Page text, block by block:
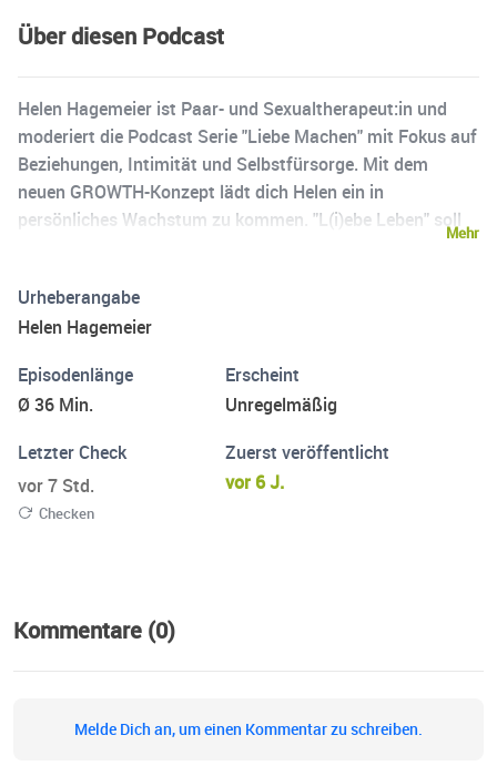
Über diesen Podcast
Helen Hagemeier ist Paar- und Sexualtherapeut:in und
moderiert die Podcast Serie "Liebe Machen" mit Fokus auf
Beziehungen, Intimität und Selbstfürsorge. Mit dem
neuen GROWTH-Konzept lädt dich Helen ein in
persönliches Wachstum zu kommen. "L(i)ebe Leben" soll
vollkommene Entfaltung zu kommen. TETT- The Empathic
Therapy Toolkit auf ETSY. Instagram: helen_hagemeier
Mehr
Urheberangabe
Helen Hagemeier
Episodenlänge
Ø 36 Min.
Erscheint
Unregelmäßig
Letzter Check
vor 7 Std.
Checken
Zuerst veröffentlicht
vor 6 J.
Kommentare (0)
Melde Dich an, um einen Kommentar zu schreiben.